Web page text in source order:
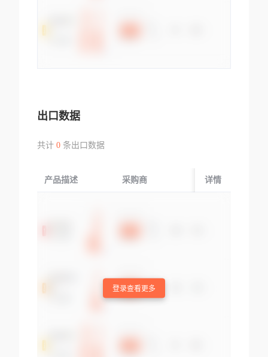
出口数据
共计 0条出口数据
产品描述 采购商 起运国/地区
详情
登录查看更多